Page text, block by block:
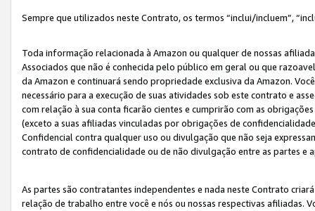
Sempre que utilizados neste Contrato, os termos “inclui/incluem”,
Toda informação relacionada à Amazon ou qualquer de nossas
Associados que não é conhecida pelo público em geral ou que
da Amazon e continuará sendo propriedade exclusiva da Amazon.
necessário para a execução de suas atividades sob este contrato e
com relação à sua conta ficarão cientes e cumprirão com as
(exceto a suas afiliadas vinculadas por obrigações de
Confidencial contra qualquer uso ou divulgação que não seja
contrato de confidencialidade ou de não divulgação entre as partes e
As partes são contratantes independentes e nada neste Contrato
relação de trabalho entre você e nós ou nossas respectivas afiliadas.